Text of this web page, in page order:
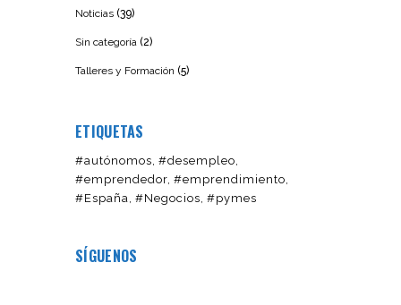
Noticias (39)
Sin categoría (2)
Talleres y Formación (5)
ETIQUETAS
#autónomos #desempleo
#emprendedor #emprendimiento
#España #Negocios #pymes
SÍGUENOS